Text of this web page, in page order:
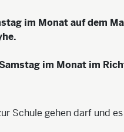
im Monat auf dem
im Monat im
Schule gehen darf und